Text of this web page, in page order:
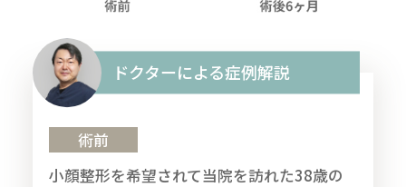
ドクターによる症例解説
術前
小顔整形を希望されて当院を訪れた38歳の